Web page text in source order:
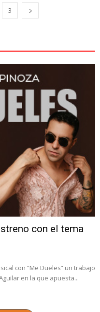
3
con el tema
con “Me Dueles” un trabajo
en la que apuesta...